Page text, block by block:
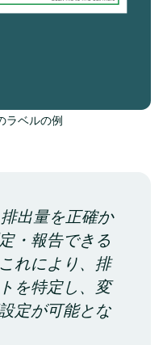
ラベルの例
出量を正確か
・報告できる
れにより、排
を特定し、変
定が可能とな